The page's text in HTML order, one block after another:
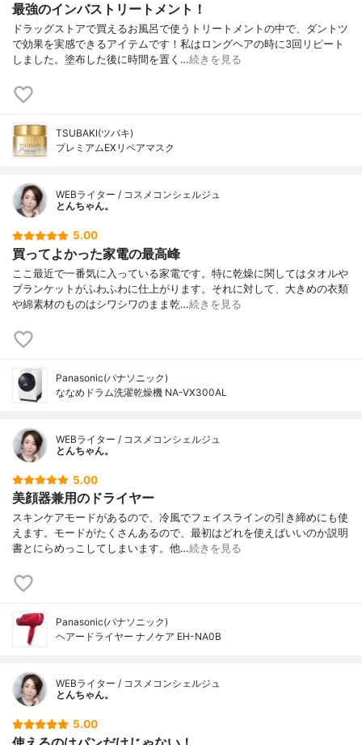
最強のインバストリートメント！
ドラッグストアで買えるお風呂で使うトリートメントの中で、ダントツ
で効果を実感できるアイテムです！私はロングヘアの時に3回リピート
しました。塗布した後に時間を置く…続きを見る
TSUBAKI(ツバキ)
プレミアムEXリペアマスク
WEBライター / コスメコンシェルジュ
とんちゃん。
5.00
買ってよかった家電の最高峰
ここ最近で一番気に入っている家電です。特に乾燥に関してはタオルや
ブランケットがふわふわに仕上がります。それに対して、大きめの衣類
や綿素材のものはシワシワのまま乾…続きを見る
Panasonic(パナソニック)
ななめドラム洗濯乾燥機 NA-VX300AL
WEBライター / コスメコンシェルジュ
とんちゃん。
5.00
美顔器兼用のドライヤー
スキンケアモードがあるので、冷風でフェイスラインの引き締めにも使
えます。モードがたくさんあるので、最初はどれを使えばいいのか説明
書とにらめっこしてしまいます。他…続きを見る
Panasonic(パナソニック)
ヘアードライヤー ナノケア EH-NA0B
WEBライター / コスメコンシェルジュ
とんちゃん。
5.00